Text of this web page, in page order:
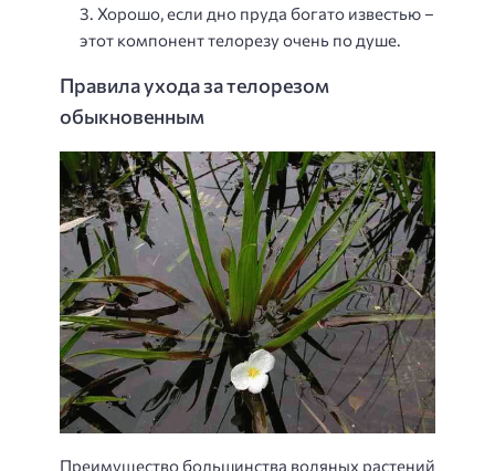
Хорошо, если дно пруда богато известью –
этот компонент телорезу очень по душе.
Правила ухода за телорезом
обыкновенным
Преимущество большинства водяных растений